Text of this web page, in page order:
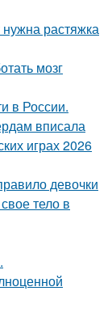
растяжка
мозг
в России.
вписала
играх 2026
девочки
тело в